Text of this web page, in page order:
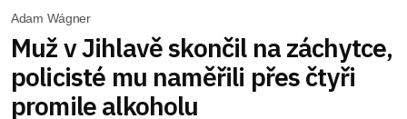
Adam Wágner
Muž v Jihlavě skončil na záchytce,
policisté mu naměřili přes čtyři
promile alkoholu